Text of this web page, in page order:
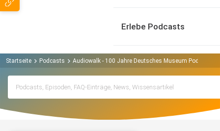
Erlebe Podcasts
Startseite Podcasts Audiowalk - 100 Jahre Deutsches Museum Podcast